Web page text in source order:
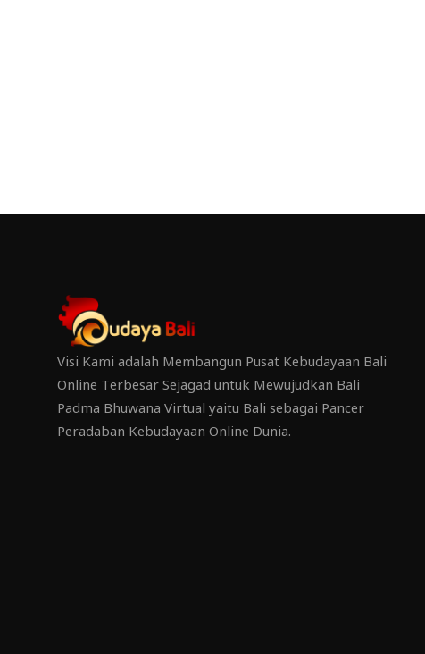
Visi Kami adalah Membangun Pusat Kebudayaan Bali
Online Terbesar Sejagad untuk Mewujudkan Bali
Padma Bhuwana Virtual yaitu Bali sebagai Pancer
Peradaban Kebudayaan Online Dunia.